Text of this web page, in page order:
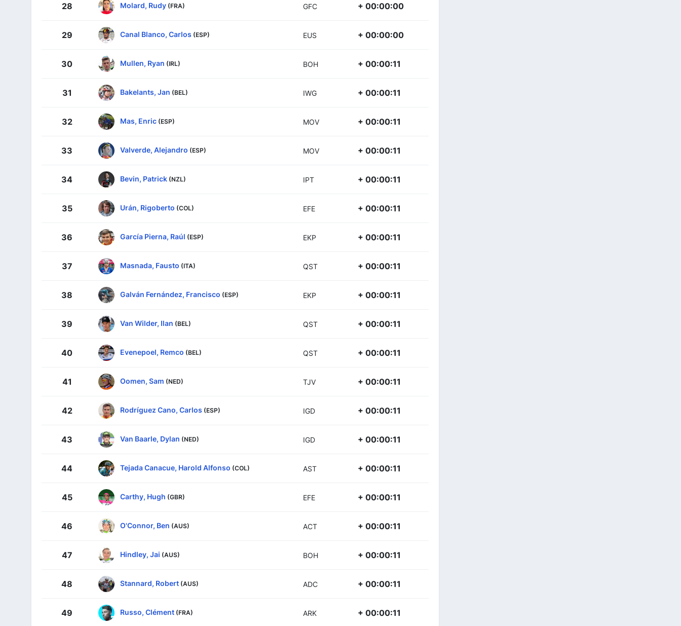
28 Molard, Rudy (FRA) GFC + 00:00:00
29 Canal Blanco, Carlos (ESP) EUS + 00:00:00
30 Mullen, Ryan (IRL) BOH + 00:00:11
31 Bakelants, Jan (BEL) IWG + 00:00:11
32 Mas, Enric (ESP) MOV + 00:00:11
33 Valverde, Alejandro (ESP) MOV + 00:00:11
34 Bevin, Patrick (NZL) IPT + 00:00:11
35 Urán, Rigoberto (COL) EFE + 00:00:11
36 García Pierna, Raúl (ESP) EKP + 00:00:11
37 Masnada, Fausto (ITA) QST + 00:00:11
38 Galván Fernández, Francisco (ESP) EKP + 00:00:11
39 Van Wilder, Ilan (BEL) QST + 00:00:11
40 Evenepoel, Remco (BEL) QST + 00:00:11
41 Oomen, Sam (NED) TJV + 00:00:11
42 Rodríguez Cano, Carlos (ESP) IGD + 00:00:11
43 Van Baarle, Dylan (NED) IGD + 00:00:11
44 Tejada Canacue, Harold Alfonso (COL) AST + 00:00:11
45 Carthy, Hugh (GBR) EFE + 00:00:11
46 O'Connor, Ben (AUS) ACT + 00:00:11
47 Hindley, Jai (AUS) BOH + 00:00:11
48 Stannard, Robert (AUS) ADC + 00:00:11
49 Russo, Clément (FRA) ARK + 00:00:11